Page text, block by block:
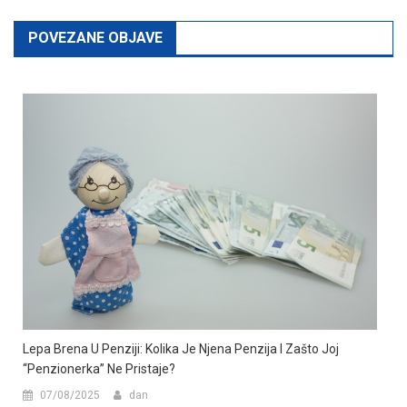
POVEZANE OBJAVE
Lepa Brena U Penziji: Kolika Je Njena Penzija I Zašto Joj
“penzionerka” Ne Pristaje?
07/08/2025 dan